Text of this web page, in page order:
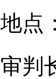
地点
审判